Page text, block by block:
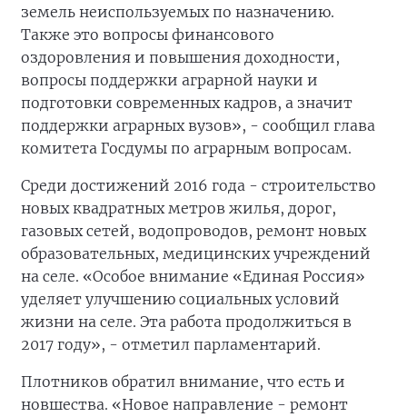
земель неиспользуемых по назначению.
Также это вопросы финансового
оздоровления и повышения доходности,
вопросы поддержки аграрной науки и
подготовки современных кадров, а значит
поддержки аграрных вузов», - сообщил глава
комитета Госдумы по аграрным вопросам.
Среди достижений 2016 года - строительство
новых квадратных метров жилья, дорог,
газовых сетей, водопроводов, ремонт новых
образовательных, медицинских учреждений
на селе. «Особое внимание «Единая Россия»
уделяет улучшению социальных условий
жизни на селе. Эта работа продолжиться в
2017 году», - отметил парламентарий.
Плотников обратил внимание, что есть и
новшества. «Новое направление - ремонт